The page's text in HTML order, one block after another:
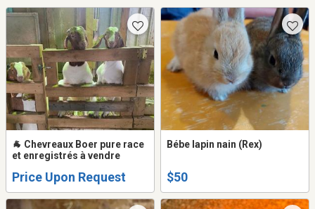
🐐 Chevreaux Boer pure race
et enregistrés à vendre
Price Upon Request
Bébe lapin nain (Rex)
$50